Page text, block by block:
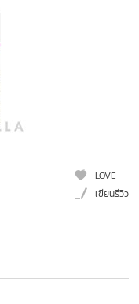
LOVE
เขียนรีวิว